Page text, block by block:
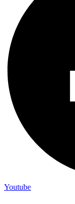
Youtube